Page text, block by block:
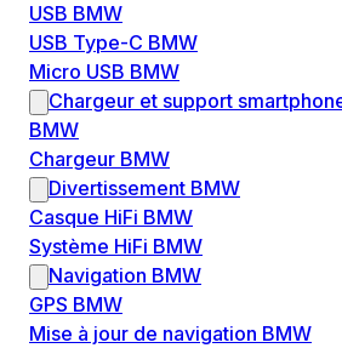
USB BMW
USB Type-C BMW
Micro USB BMW
Chargeur et support
BMW
Chargeur BMW
Divertissement BMW
Casque HiFi BMW
Système HiFi BMW
Navigation BMW
GPS BMW
Mise à jour de navigation BMW